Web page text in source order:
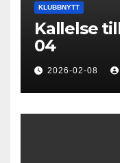
KLUBBNYTT
Kallelse
04
2026-02-08